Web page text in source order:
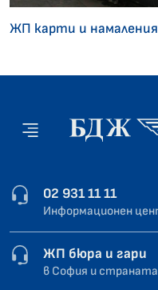
ЖП карти и намаления
02 931 11 11
Информационен
ЖП бюра и гари
в София и страната